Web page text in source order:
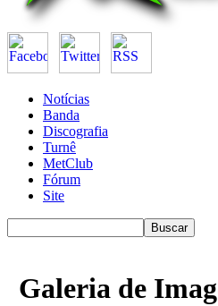
Notícias
Banda
Discografia
Turnê
MetClub
Fórum
Site
Galeria de